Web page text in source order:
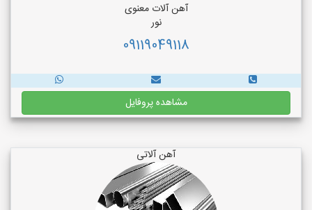
آهن آلات معنوی
نور
09119049118
مشاهده پروفایل
آهن آلاتی